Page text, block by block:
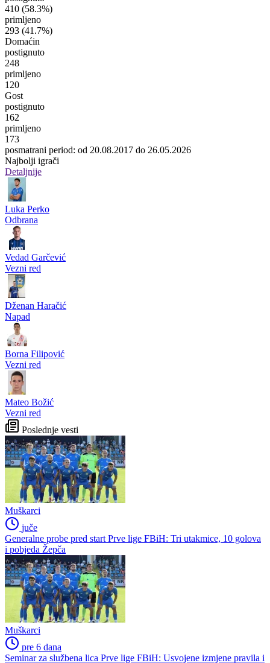
410 (58.3%)
primljeno
293 (41.7%)
Domaćin
postignuto
248
primljeno
120
Gost
postignuto
162
primljeno
173
posmatrani period: od 20.08.2017 do 26.05.2026
Najbolji igrači
Detaljnije
Luka Perko
Odbrana
Vedad Garčević
Vezni red
Dženan Haračić
Napad
Borna Filipović
Vezni red
Mateo Božić
Vezni red
Poslednje vesti
Muškarci
juče
Generalne probe pred start Prve lige FBiH: Tri utakmice, 10 golova
i pobjeda Žepča
Muškarci
pre 6 dana
Seminar za službena lica Prve lige FBiH: Usvojene izmjene pravila i